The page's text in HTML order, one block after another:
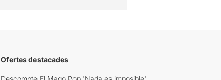
Ofertes destacades